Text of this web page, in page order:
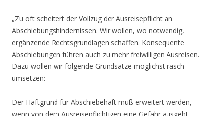
„Zu oft scheitert der Vollzug der Ausreisepflicht an
Abschiebungshindernissen. Wir wollen, wo notwendig,
ergänzende Rechtsgrundlagen schaffen. Konsequente
Abschiebungen führen auch zu mehr freiwilligen Ausreisen.
Dazu wollen wir folgende Grundsätze möglichst rasch
umsetzen:
Der Haftgrund für Abschiebehaft muß erweitert werden,
wenn von dem Ausreisepflichtigen eine Gefahr ausgeht.